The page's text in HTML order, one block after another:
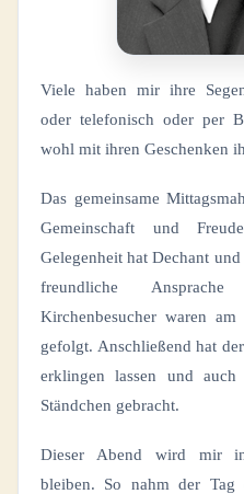
Viele haben mir ihre
oder telefonisch oder per
wohl mit ihren Geschenken
Das gemeinsame
Gemeinschaft und
Gelegenheit hat Dechant
freundliche
Kirchenbesucher waren
gefolgt. Anschließend hat
erklingen lassen und
Ständchen gebracht.
Dieser Abend wird mir in
bleiben. So nahm der Tag